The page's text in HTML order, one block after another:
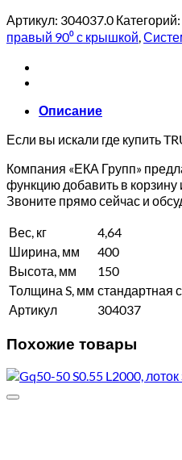
Артикул: 304037.0 Категорий:
правый 90⁰ с крышкой,
Описание
Если вы искали где купить
Компания «ЕКА Групп»
функцию добавить в
Звоните прямо сейчас и
Вес, кг
4,64
Ширина, мм
400
Высота, мм
150
Толщина S, мм стандартная
Артикул
304037
Похожие товары